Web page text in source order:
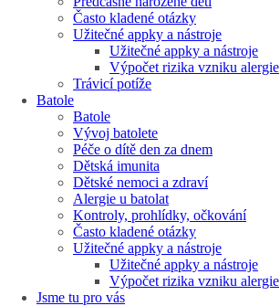
Často kladené otázky
Užitečné appky a nástroje
Užitečné appky a nástroje
Výpočet rizika vzniku alergie
Trávicí potíže
Batole
Batole
Vývoj batolete
Péče o dítě den za dnem
Dětská imunita
Dětské nemoci a zdraví
Alergie u batolat
Kontroly, prohlídky, očkování
Často kladené otázky
Užitečné appky a nástroje
Užitečné appky a nástroje
Výpočet rizika vzniku alergie
Jsme tu pro vás